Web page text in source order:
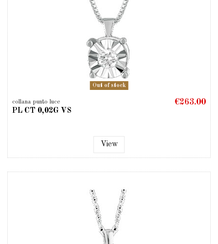
Out of stock
collana punto luce
PL CT 0,02G VS
€263.00
View